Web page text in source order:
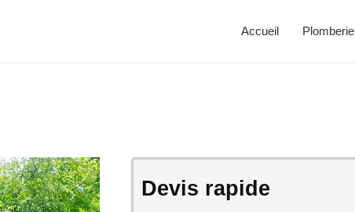
Accueil Plomberie
Devis rapide